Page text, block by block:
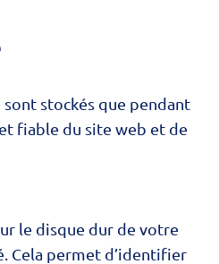
sont stockés que pendant
fiable du site web et de
le disque dur de votre
Cela permet d’identifier